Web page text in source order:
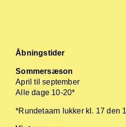
Åbningstider
Sommersæson
April til september
Alle dage 10-20*
*Rundetaarn lukker kl. 17 den